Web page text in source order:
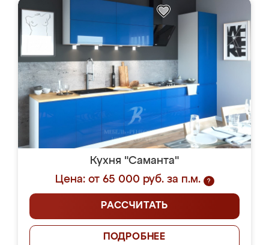
Кухня "Саманта"
Цена: от 65 000 руб. за п.м.
?
РАССЧИТАТЬ
ПОДРОБНЕЕ